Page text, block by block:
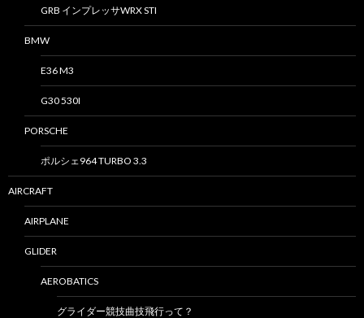
GRB インプレッサWRX STI
BMW
E36 M3
G30 530I
PORSCHE
ポルシェ964 TURBO 3.3
AIRCRAFT
AIRPLANE
GLIDER
AEROBATICS
グライダー競技曲技飛行って？